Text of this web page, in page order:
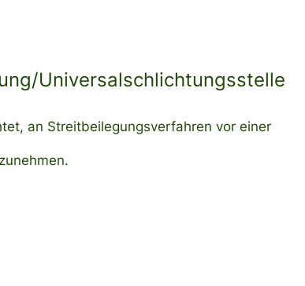
Universalschlichtungsstelle
an Streitbeilegungsverfahren vor einer